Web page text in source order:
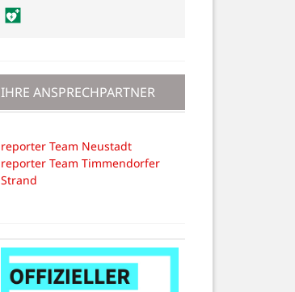
IHRE ANSPRECHPARTNER
reporter Team Neustadt
reporter Team Timmendorfer
Strand